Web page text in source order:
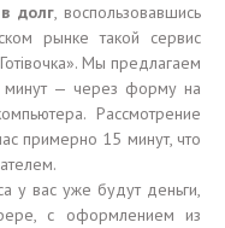
долг, воспользовавшись
рынке такой сервис
Мы предлагаем
минут — через форму на
Рассмотрение
примерно 15 минут, что
у вас уже будут деньги,
с оформлением из